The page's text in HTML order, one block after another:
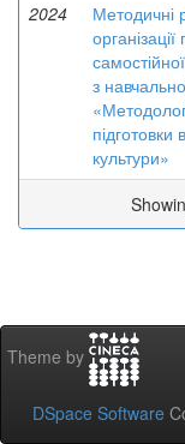
2024
Методичні
з
підготовки
культури»
Theme by
DSpace Software